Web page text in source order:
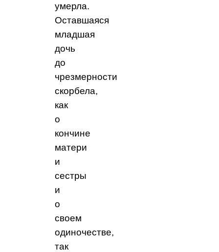
умерла.
Оставшаяся
младшая
дочь
до
чрезмерности
скорбела,
как
о
кончине
матери
и
сестры
и
о
своем
одиночестве,
так